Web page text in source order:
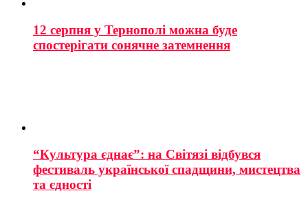
12 серпня у Тернополі можна буде
спостерігати сонячне затемнення
“Культура єднає”: на Світязі відбувся
фестиваль української спадщини, мистецтва
та єдності